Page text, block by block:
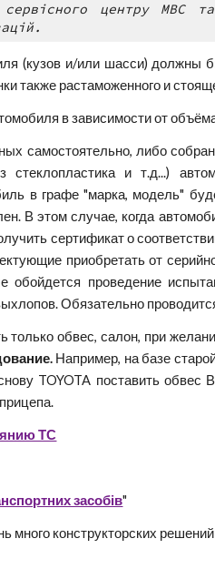
центру МВС
(кузов и/или шасси) должны
также растаможенного и
в зависимости от
самостоятельно, либо
и т.д...)
в графе "марка, модель"
В этом случае, когда
сертификат о
приобретать от
проведение
Обязательно
обвес, салон, при
Например, на базе
TOYOTA поставить обвес
ТС
засобів"
много конструкторских